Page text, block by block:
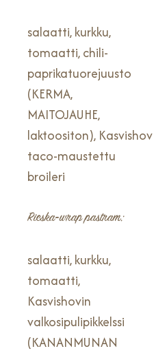
salaatti, kurkku,
tomaatti, chili-
paprikatuorejuusto
(KERMA,
MAITOJAUHE,
laktoositon), Kasvishovin
taco-maustettu
broileri
Rieska-wrap pastram:
salaatti, kurkku,
tomaatti,
Kasvishovin
valkosipulipikkelssi
(KANANMUNAN